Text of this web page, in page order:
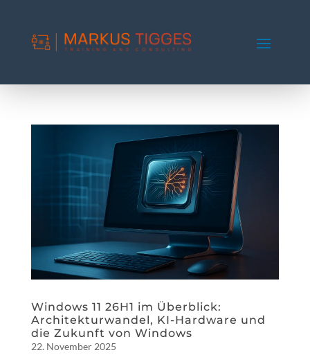
Windows 11 26H1 im Überblick:
Architekturwandel, KI-Hardware und
die Zukunft von Windows
22. November 2025